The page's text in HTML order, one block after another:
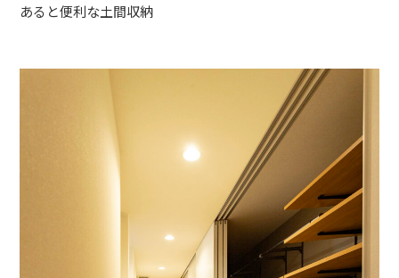
あると便利な土間収納